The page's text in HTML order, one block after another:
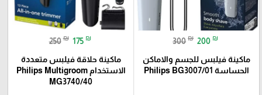
300 ₪ 200 ₪
ماكينة فيلبس للجسم والاماكن
الحساسة Philips BG3007/01
250 ₪ 175 ₪
ماكينة حلاقة فيلبس متعددة
الاستخدام Philips Multigroom
MG3740/40